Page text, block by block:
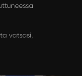
vatsasi,